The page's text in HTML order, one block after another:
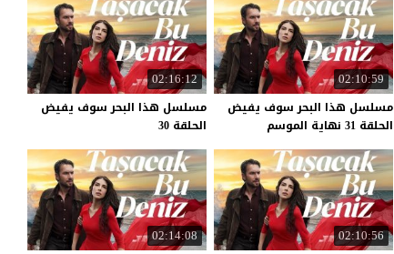
02:10:59
مسلسل هذا البحر سوف يفيض
الحلقة 31 نهاية الموسم
02:16:12
مسلسل هذا البحر سوف يفيض
الحلقة 30
02:10:56
02:14:08